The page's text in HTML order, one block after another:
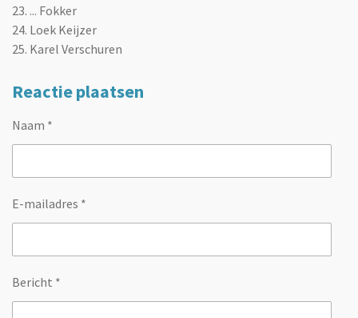
23. ... Fokker
24. Loek Keijzer
25. Karel Verschuren
Reactie plaatsen
Naam *
E-mailadres *
Bericht *